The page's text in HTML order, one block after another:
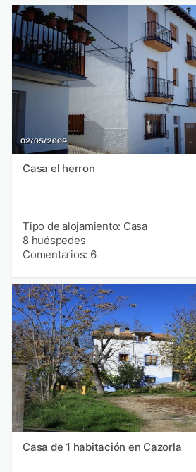
Casa el herron
Tipo de alojamiento: Casa
8 huéspedes
Comentarios: 6
Casa de 1 habitación en Cazorla